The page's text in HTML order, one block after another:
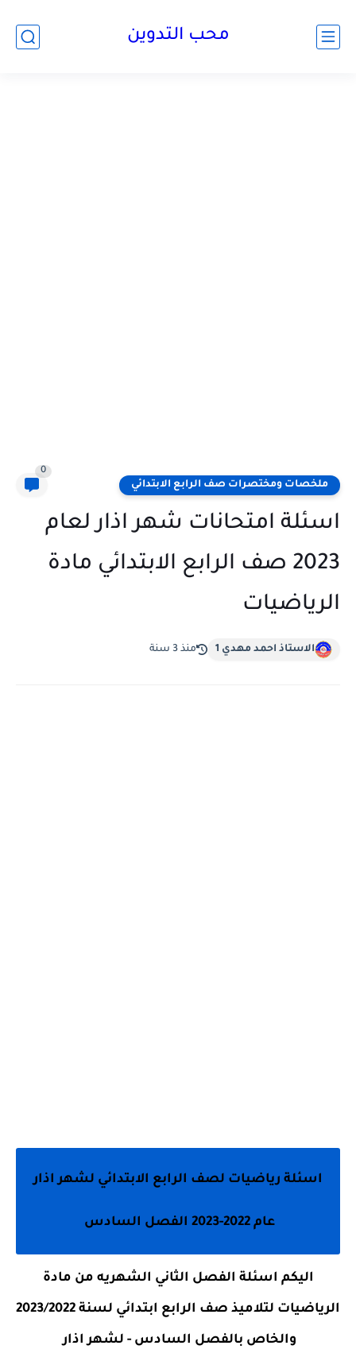
محب التدوين
ملخصات ومختصرات صف الرابع الابتدائي
0
اسئلة امتحانات شهر اذار لعام
2023 صف الرابع الابتدائي مادة
الرياضيات
الاستاذ احمد مهدي 1 منذ 3 سنة
اسئلة رياضيات لصف الرابع الابتدائي لشهر اذار
عام 2022-2023 الفصل السادس
اليكم اسئلة الفصل الثاني الشهريه من مادة
الرياضيات لتلاميذ صف الرابع ابتدائي لسنة 2023/2022
والخاص بالفصل السادس - لشهر اذار